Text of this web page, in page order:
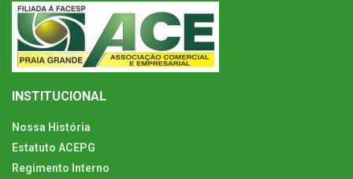
INSTITUCIONAL
Nossa História
Estatuto ACEPG
Regimento Interno